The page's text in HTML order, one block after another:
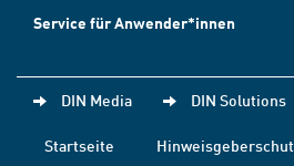
Service für Anwender*innen
DIN Media DIN Solutions
Startseite